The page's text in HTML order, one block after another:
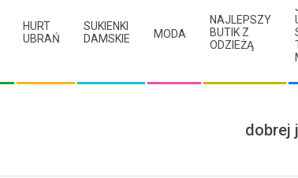
HURT
UBRAŃ
SUKIENKI
DAMSKIE
MODA
NAJLEPSZY
BUTIK Z
ODZIEŻĄ
dobrej